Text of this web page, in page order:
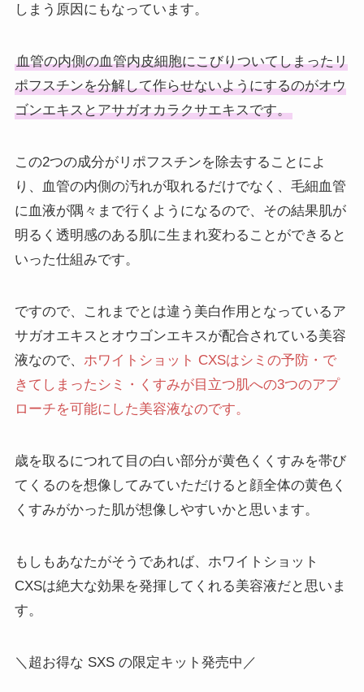
しまう原因にもなっています。
血管の内側の血管内皮細胞にこびりついてしまったリ
ポフスチンを分解して作らせないようにするのがオウ
ゴンエキスとアサガオカラクサエキスです。
この2つの成分がリポフスチンを除去することによ
り、血管の内側の汚れが取れるだけでなく、毛細血管
に血液が隅々まで行くようになるので、その結果肌が
明るく透明感のある肌に生まれ変わることができると
いった仕組みです。
ですので、これまでとは違う美白作用となっているア
サガオエキスとオウゴンエキスが配合されている美容
液なので、 ホワイトショット CXSはシミの予防・で
きてしまったシミ・くすみが目立つ肌への3つのアプ
ローチを可能にした美容液なのです。
歳を取るにつれて目の白い部分が黄色くくすみを帯び
てくるのを想像してみていただけると顔全体の黄色く
くすみがかった肌が想像しやすいかと思います。
もしもあなたがそうであれば、ホワイトショット
CXSは絶大な効果を発揮してくれる美容液だと思いま
す。
＼超お得な SXS の限定キット発売中／